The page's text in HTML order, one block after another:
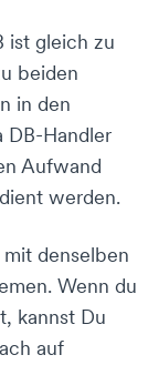
ist gleich zu
beiden
in den
DB-Handler
Aufwand
werden.
denselben
Wenn du
kannst Du
auf